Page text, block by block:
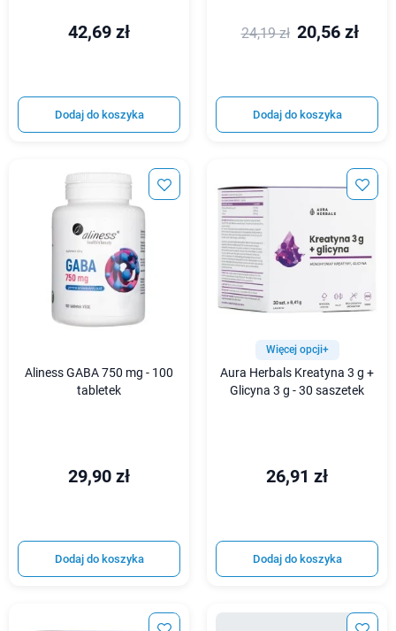
42,69 zł
Dodaj do koszyka
24,19 zł 20,56 zł
Dodaj do koszyka
Aliness GABA 750 mg - 100
tabletek
29,90 zł
Dodaj do koszyka
Więcej opcji+
Aura Herbals Kreatyna 3 g +
Glicyna 3 g - 30 saszetek
26,91 zł
Dodaj do koszyka